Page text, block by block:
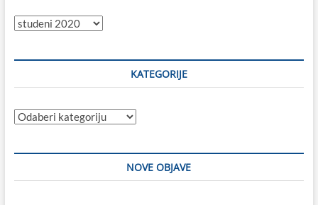
Sve
KATEGORIJE
Kategorije
NOVE OBJAVE